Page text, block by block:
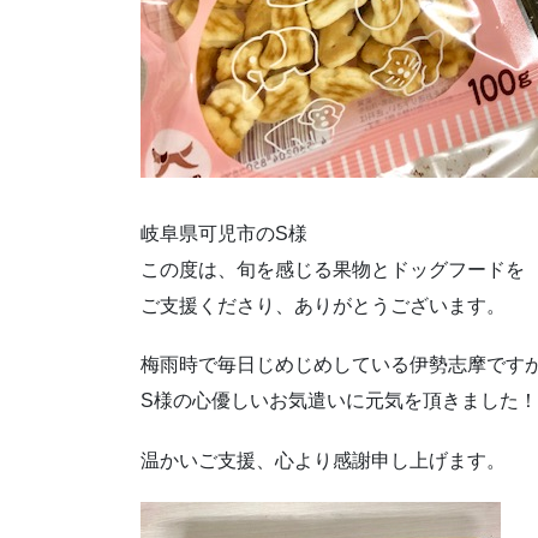
岐阜県可児市のS様
この度は、旬を感じる果物とドッグフードを
ご支援くださり、ありがとうございます。
梅雨時で毎日じめじめしている伊勢志摩です
S様の心優しいお気遣いに元気を頂きました！
温かいご支援、心より感謝申し上げます。